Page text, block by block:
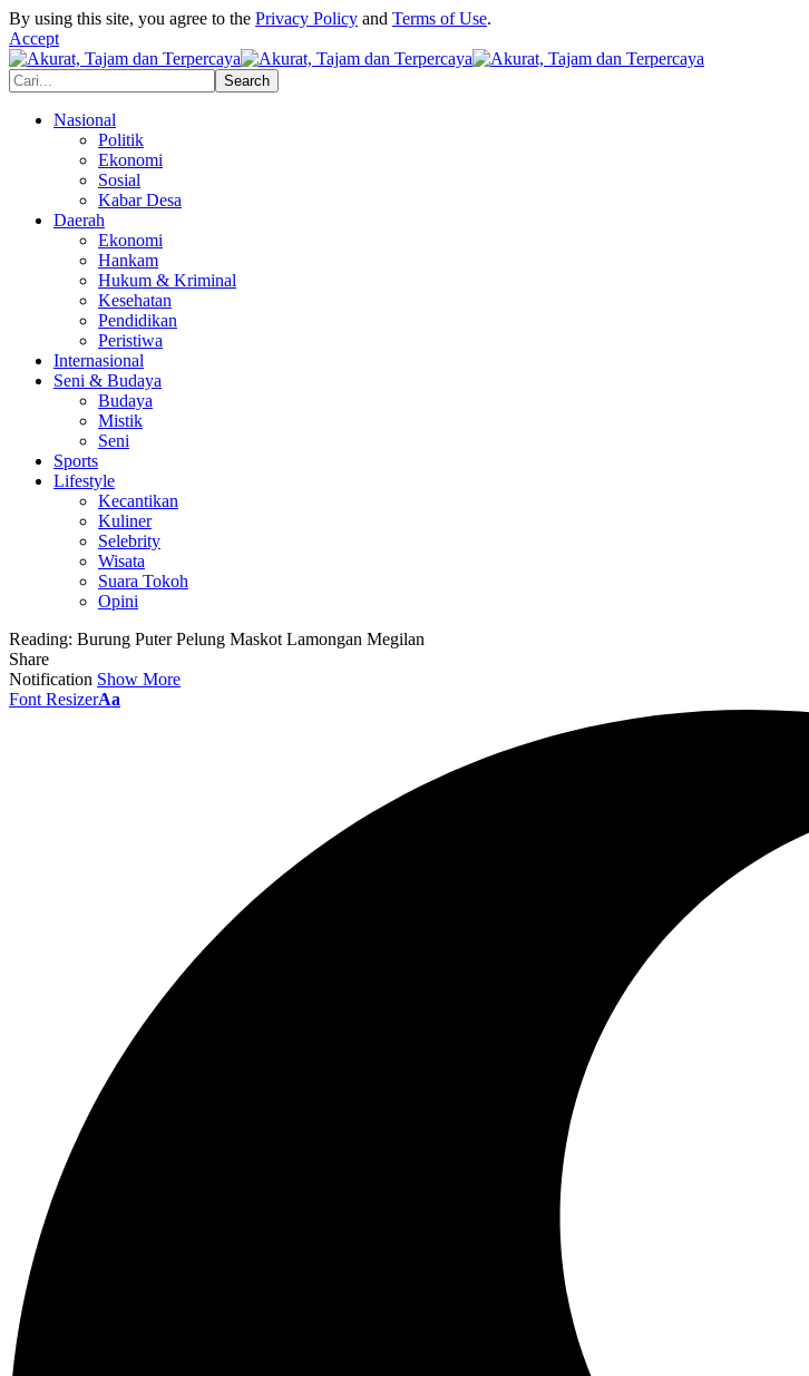
By using this site, you agree to the Privacy Policy and Terms of Use.
Accept
Nasional
Politik
Ekonomi
Sosial
Kabar Desa
Daerah
Ekonomi
Hankam
Hukum & Kriminal
Kesehatan
Pendidikan
Peristiwa
Internasional
Seni & Budaya
Budaya
Mistik
Seni
Sports
Lifestyle
Kecantikan
Kuliner
Selebrity
Wisata
Suara Tokoh
Opini
Reading: Burung Puter Pelung Maskot Lamongan Megilan
Share
Notification Show More
Font ResizerAa